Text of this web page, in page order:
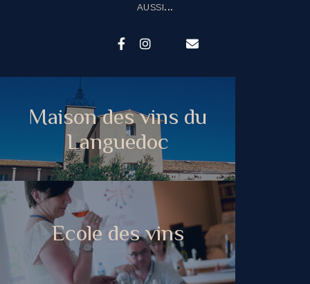
AUSSI...
Maison des vins du
Languedoc
Ecole des vins